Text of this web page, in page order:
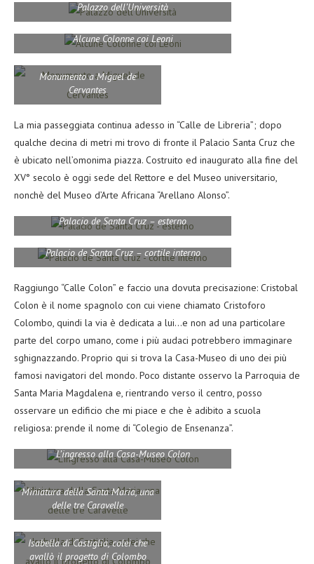
Palazzo dell’Università
Alcune Colonne coi Leoni
Monumento a Miguel de
Cervantes
La mia passeggiata continua adesso in “Calle de Libreria”; dopo
qualche decina di metri mi trovo di fronte il Palacio Santa Cruz che
è ubicato nell’omonima piazza. Costruito ed inaugurato alla fine del
XV° secolo è oggi sede del Rettore e del Museo universitario,
nonchè del Museo d’Arte Africana “Arellano Alonso”.
Palacio de Santa Cruz – esterno
Palacio de Santa Cruz – cortile interno
Raggiungo “Calle Colon” e faccio una dovuta precisazione: Cristobal
Colon è il nome spagnolo con cui viene chiamato Cristoforo
Colombo, quindi la via è dedicata a lui…e non ad una particolare
parte del corpo umano, come i più audaci potrebbero immaginare
sghignazzando. Proprio qui si trova la Casa-Museo di uno dei più
famosi navigatori del mondo. Poco distante osservo la Parroquia de
Santa Maria Magdalena e, rientrando verso il centro, posso
osservare un edificio che mi piace e che è adibito a scuola
religiosa: prende il nome di “Colegio de Ensenanza”.
L’ingresso alla Casa-Museo Colon
Miniatura della Santa Maria, una
delle tre Caravelle
Isabella di Castiglia, colei che
avallò il progetto di Colombo